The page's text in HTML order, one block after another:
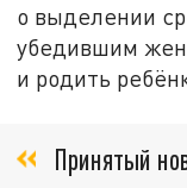
о выделении
убедившим
и родить
Принятый